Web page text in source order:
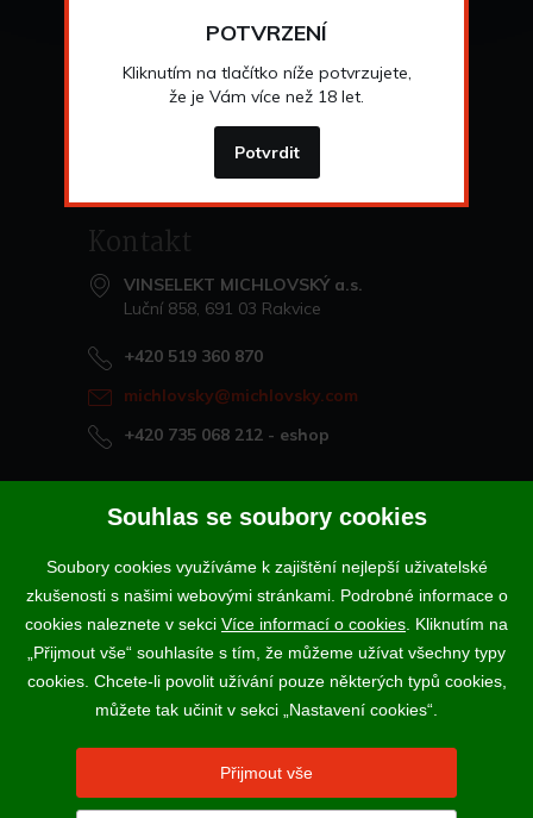
Vše o nákupu
Všeobecné obchodní podmínky
>
Možnosti osobníhoodběru
>
>
smlouvy
>
Kontakt
VINSELEKT MICHLOVSKÝ a.s.
Luční 858, 691 03 Rakvice
+420 519 360 870
michlovsky@michlovsky.com
+420 735 068 212 - eshop
Naše vína offline
Vinotéka Rakvice
>
Vinotéky a degustační centra
>
Podle zákona o evidenci tržeb je prodávající povinen vystavit
kupujícímu účtenku. Zároveň je povinen zaevidovat přijatou tržbu u
správce daně online; v případě technického výpadku pak nejpozději do
Vína a sekty prodáváme výhradně osobám starším 18-ti let.
POTVRZENÍ
Kliknutím na tlačítko níže potvrzujete,
že je Vám více než 18 let.
Potvrdit
Souhlas se soubory cookies
Soubory cookies využíváme k zajištění nejlepší uživatelské
zkušenosti s našimi webovými stránkami. Podrobné informace o
cookies naleznete v sekci Více informací o cookies . Kliknutím na
„Přijmout vše“ souhlasíte s tím, že můžeme užívat všechny typy
cookies. Chcete-li povolit užívání pouze některých typů cookies,
můžete tak učinit v sekci „Nastavení cookies“.
Přijmout vše